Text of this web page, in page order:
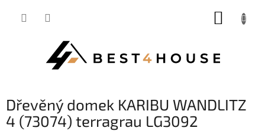
dřevěný domek KARIBU WANDLITZ
4 (73074) terragrau LG3092